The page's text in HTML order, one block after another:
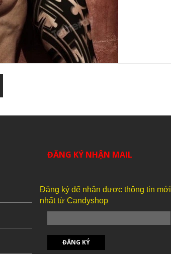
ĐĂNG KÝ NHẬN MAIL
Đăng ký để nhận được thông tin mới
nhất từ Candyshop
ĐĂNG KÝ